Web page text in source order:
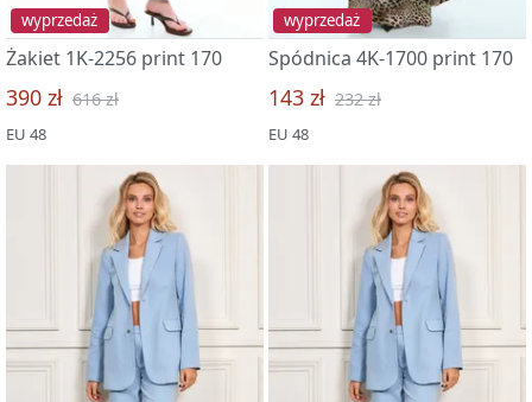
wyprzedaż
Żakiet 1K-2256 print 170
390 zł 616 zł
EU 48
wyprzedaż
Spódnica 4K-1700 print 170
143 zł 232 zł
EU 48